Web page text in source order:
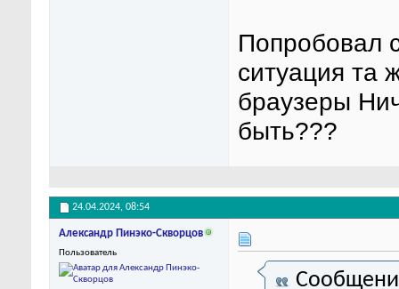
Попробовал
ситуация та
браузеры
быть???
24.04.2024, 08:54
Александр Пинэко-Скворцов
Пользователь